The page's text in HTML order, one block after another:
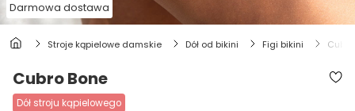
Darmowa dostawa
stroje kąpielowe damskie dół od bikini figi bikini
Cubro Bone
dół stroju kąpielowego